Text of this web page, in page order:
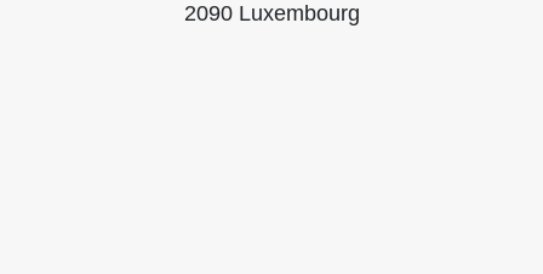
2090 Luxembourg